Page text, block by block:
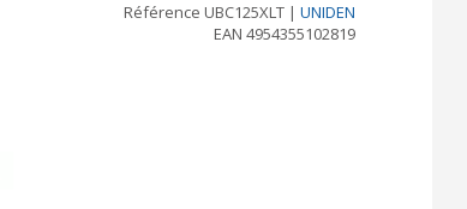
Référence UBC125XLT | UNIDEN
EAN 4954355102819